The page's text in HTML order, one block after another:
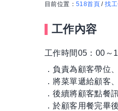
目前位置： 518首頁 /找
工作內容
工作時間05：00～
．負責為顧客帶位
．將菜單遞給顧客
．後續將顧客點餐
．於顧客用餐完畢